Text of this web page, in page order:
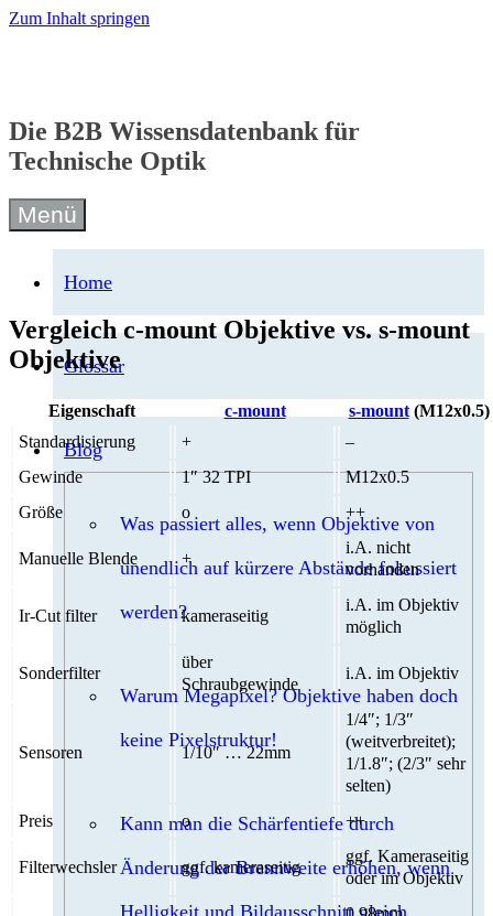
Zum Inhalt springen
Die B2B Wissensdatenbank für
Technische Optik
Menü
Home
Glossar
Blog
Was passiert alles, wenn Objektive von
unendlich auf kürzere Abstände fokussiert
werden?
Warum Megapixel? Objektive haben doch
keine Pixelstruktur!
Kann man die Schärfentiefe durch
Änderung der Brennweite erhöhen, wenn
Helligkeit und Bildausschnitt gleich
Vergleich c-mount Objektive vs. s-mount
Objektive
Eigenschaft c-mount s-mount(M12x0.5)
Standardisierung
+
–
Gewinde
1″ 32 TPI
M12x0.5
Größe
o ++
Manuelle Blende +
i.A. nicht
vorhanden
Ir-Cut filter kameraseitig
i.A. im Objektiv
möglich
Sonderfilter
über
Schraubgewinde
i.A. im Objektiv
Sensoren 1/10″ … 22mm
1/4″; 1/3″
(weitverbreitet);
1/1.8″; (2/3″ sehr
selten)
Preis
o ++
Filterwechsler ggf. kameraseitig
ggf. Kameraseitig
oder im Objektiv